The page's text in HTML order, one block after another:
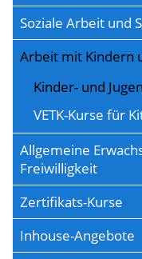
Soziale Arbeit und
Arbeit mit Kindern
Kinder- und
VETK-Kurse für
Allgemeine
Freiwilligkeit
Zertifikats-Kurse
Inhouse-Angebote